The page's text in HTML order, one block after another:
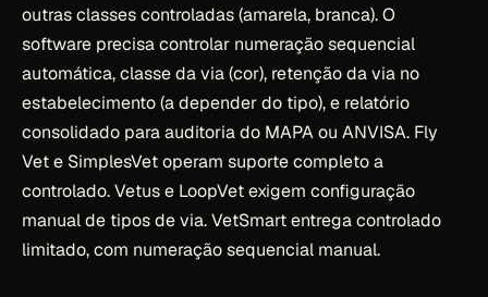
outras classes controladas (amarela, branca). O
software precisa controlar numeração sequencial
automática, classe da via (cor), retenção da via no
estabelecimento (a depender do tipo), e relatório
consolidado para auditoria do MAPA ou ANVISA. Fly
Vet e SimplesVet operam suporte completo a
controlado. Vetus e LoopVet exigem configuração
manual de tipos de via. VetSmart entrega controlado
limitado, com numeração sequencial manual.